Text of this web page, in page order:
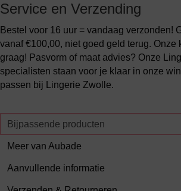
Service en Verzending
Bestel voor 16 uur = vandaag verzonden!
vanaf €100,00, niet goed geld terug. Onze
graag! Pasvorm of maat advies? Onze
specialisten staan voor je klaar in onze
passen bij Lingerie Zwolle.
Bijpassende producten
Meer van Aubade
Aanvullende informatie